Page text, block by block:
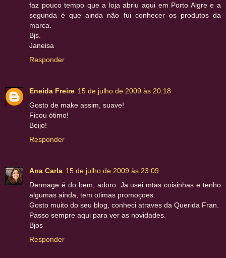
faz pouco tempo que a loja abriu aqui em Porto Algre e a
segunda é que ainda não fui conhecer os produtos da
marca.
Bjs.
Janeisa
Responder
Eneida Freire 15 de julho de 2009 às 20:18
Gosto de make assim, suave!
Ficou ótimo!
Beijo!
Responder
Ana Carla 15 de julho de 2009 às 23:09
Dermage é do bem, adoro. Ja usei mtas coisinhas e tenho
algumas ainda, tem otimas promoçoes.
Gosto muito do seu blog, conheci atraves da Querida Fran.
Passo sempre aqui para ver as novidades.
Bjos
Responder